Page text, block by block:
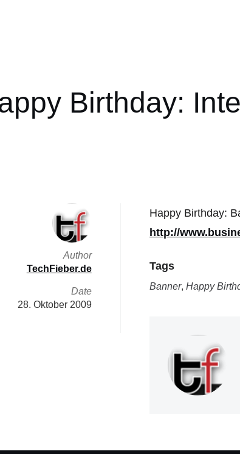
Birthday:
Happy Birthday:
http://
Tags
Banner, Happy
Author
TechFieber.de
Date
28. Oktober 2009